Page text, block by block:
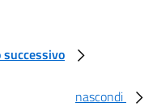
nascondi